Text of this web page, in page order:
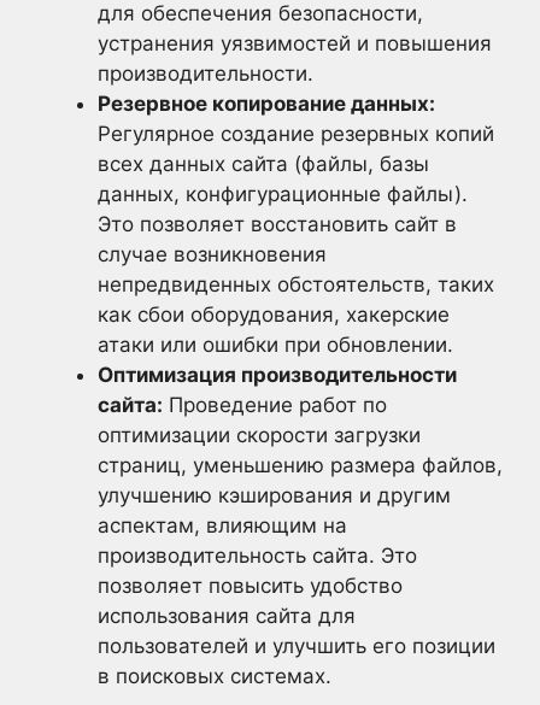
для обеспечения безопасности,
устранения уязвимостей и повышения
производительности.
Резервное копирование данных:
Регулярное создание резервных копий
всех данных сайта (файлы, базы
данных, конфигурационные файлы).
Это позволяет восстановить сайт в
случае возникновения
непредвиденных обстоятельств, таких
как сбои оборудования, хакерские
атаки или ошибки при обновлении.
Оптимизация производительности
сайта: Проведение работ по
оптимизации скорости загрузки
страниц, уменьшению размера файлов,
улучшению кэширования и другим
аспектам, влияющим на
производительность сайта. Это
позволяет повысить удобство
использования сайта для
пользователей и улучшить его позиции
в поисковых системах.